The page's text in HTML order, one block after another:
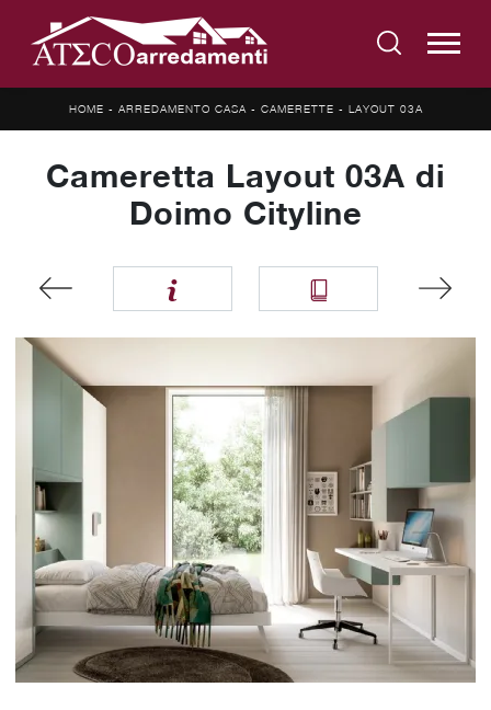
HOME - ARREDAMENTO CASA - CAMERETTE - LAYOUT 03A
Cameretta Layout 03A di
Doimo Cityline